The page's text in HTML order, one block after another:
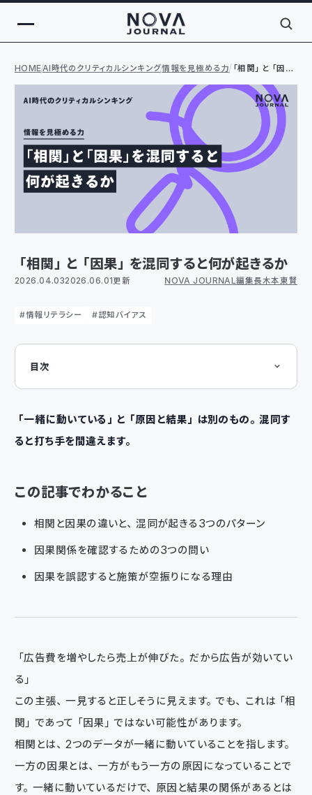
HOMEAI時代のクリティカルシンキング情報を見極める力「相関」と「因
何が起きるか
「相関」と「因果」を混同すると何が起きるか
2026.04.032026.06.01更新 NOVA JOURNAL編集長 木本 東賢
情報リテラシー 認知バイアス
目次
相関≠因果の3つのパターン
因果の方向が逆
因果関係を確認するための問い
です。
「一緒に動いている」と「原因と結果」は別のもの。混同す
ると打ち手を間違えます。
この記事でわかること
相関と因果の違いと、混同が起きる3つのパターン
因果関係を確認するための3つの問い
因果を誤認すると施策が空振りになる理由
「広告費を増やしたら売上が伸びた。だから広告が効いてい
る」
この主張、一見すると正しそうに見えます。でも、これは「相
関」であって「因果」ではない可能性があります。
相関とは、2つのデータが一緒に動いていることを指します。
一方の因果とは、一方がもう一方の原因になっていることで
す。一緒に動いているだけで、原因と結果の関係があるとは